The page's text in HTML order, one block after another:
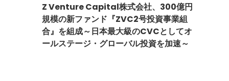
Z Venture Capital株式会社、300億円
規模の新ファンド『ZVC2号投資事業組
合』を組成～日本最大級のCVCとしてオ
ールステージ・グローバル投資を加速～